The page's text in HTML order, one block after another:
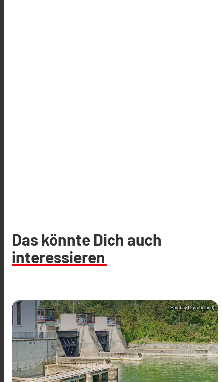
Das könnte Dich auch
interessieren
Pixabay (Symbolbild)